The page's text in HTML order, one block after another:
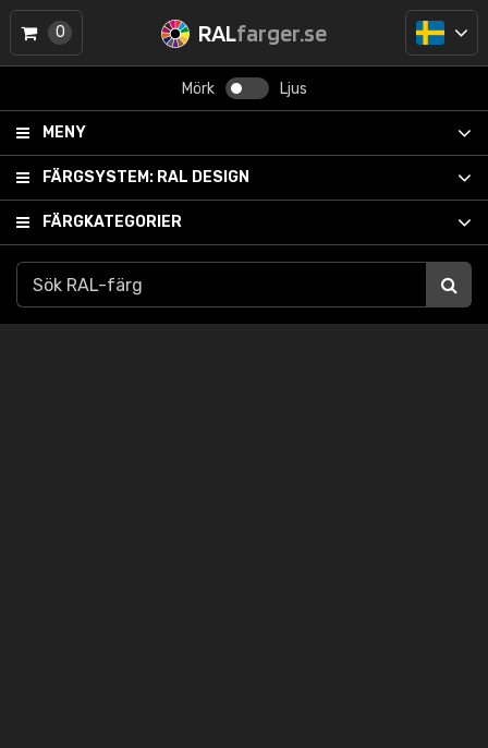
RALfarger.se
Mörk Ljus
MENY
FÄRGSYSTEM: RAL DESIGN
FÄRGKATEGORIER
0